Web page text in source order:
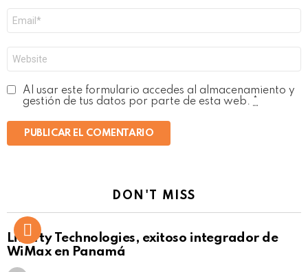
electrónico
*
Al usar este formulario accedes al almacenamiento y
gestión de tus datos por parte de esta web.
DON'T MISS
Liberty Technologies, exitoso integrador de
WiMax en Panamá